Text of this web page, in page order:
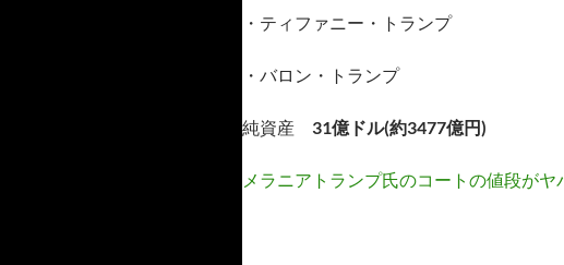
・ティファニー・トランプ
・バロン・トランプ
純資産 31億ドル(約3477億円)
メラニアトランプ氏のコートの値段がヤ